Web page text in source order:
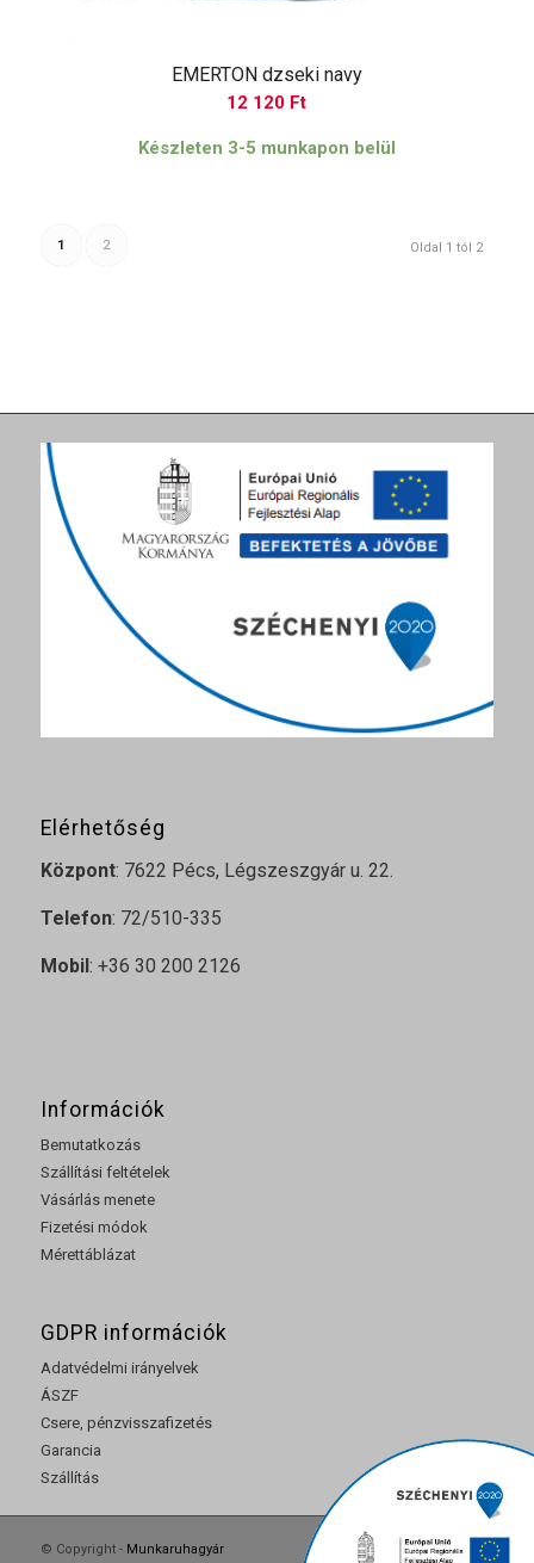
EMERTON dzseki navy
12 120 Ft
Készleten 3-5 munkapon belül
Oldal 1 tól 2
1 2
Elérhetőség
Központ: 7622 Pécs, Légszeszgyár u. 22.
Telefon: 72/510-335
Mobil: +36 30 200 2126
Információk
Bemutatkozás
Szállítási feltételek
Vásárlás menete
Fizetési módok
Mérettáblázat
GDPR információk
Adatvédelmi irányelvek
ÁSZF
Csere, pénzvisszafizetés
Garancia
Szállítás
© Copyright - Munkaruhagyár